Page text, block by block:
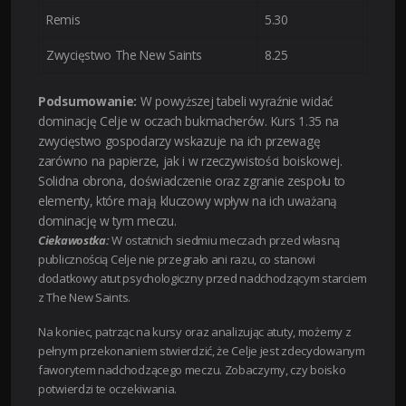
Remis 5.30
Zwycięstwo The New Saints 8.25
Podsumowanie: W powyższej tabeli wyraźnie widać
dominację Celje w oczach bukmacherów. Kurs 1.35 na
zwycięstwo gospodarzy wskazuje na ich przewagę
zarówno na papierze, jak i w rzeczywistości boiskowej.
Solidna obrona, doświadczenie oraz zgranie zespołu to
elementy, które mają kluczowy wpływ na ich uważaną
dominację w tym meczu.
Ciekawostka:W ostatnich siedmiu meczach przed własną
publicznością Celje nie przegrało ani razu, co stanowi
dodatkowy atut psychologiczny przed nadchodzącym starciem
z The New Saints.
Na koniec, patrząc na kursy oraz analizując atuty, możemy z
pełnym przekonaniem stwierdzić, że Celje jest zdecydowanym
faworytem nadchodzącego meczu. Zobaczymy, czy boisko
potwierdzi te oczekiwania.